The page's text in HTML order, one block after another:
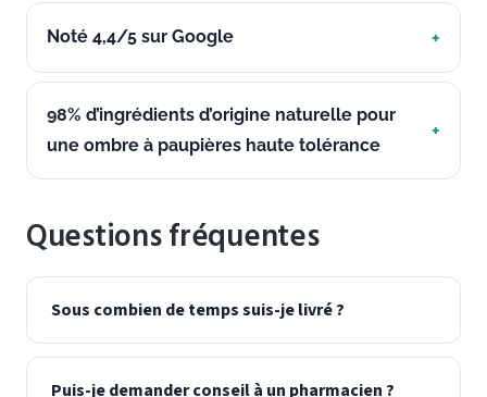
Noté 4,4/5 sur Google
98% d’ingrédients d’origine naturelle pour
une ombre à paupières haute tolérance
Questions fréquentes
Sous combien de temps suis-je livré ?
Puis-je demander conseil à un pharmacien ?